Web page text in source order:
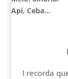
Api, Ceba…
I recorda